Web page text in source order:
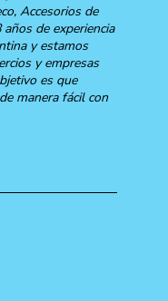
Accesorios de
de experiencia
y estamos
y empresas
es que
manera fácil con